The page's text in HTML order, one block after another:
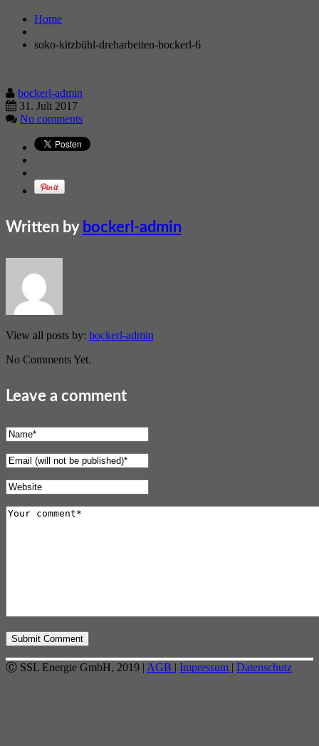
Home
soko-kitzbühl-dreharbeiten-bockerl-6
bockerl-admin
31. Juli 2017
No comments
Written by bockerl-admin
View all posts by: bockerl-admin
No Comments Yet.
Leave a comment
Ⓒ SSL Energie GmbH, 2019 | AGB | Impressum | Datenschutz